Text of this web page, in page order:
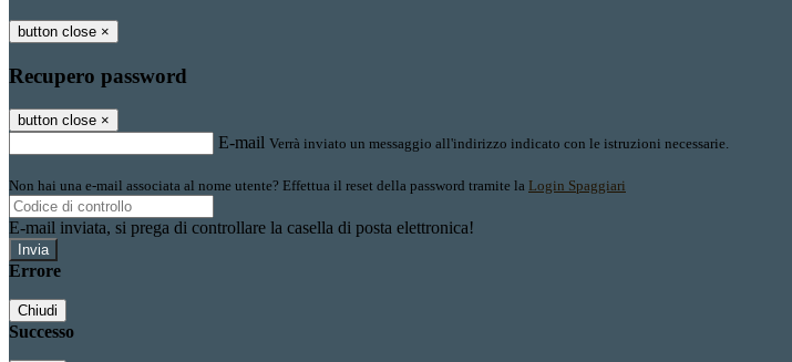
button close ×
Recupero password
button close ×
E-mail Verrà inviato un messaggio all'indirizzo indicato con le istruzioni necessarie.
Non hai una e-mail associata al nome utente? Effettua il reset della password tramite la Login Spaggiari
E-mail inviata, si prega di controllare la casella di posta elettronica!
Errore
Chiudi
Successo